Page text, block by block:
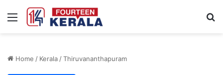
Menu
Home / Kerala/Thiruvananthapuram